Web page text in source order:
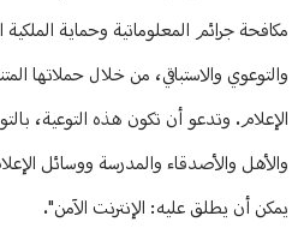
مكافحة جرائم المعلوماتية وحماية الملكية
والتوعوي والاستباقي، من خلال حملاتها
الإعلام. وتدعو أن تكون هذه التوعية،
والأهل والأصدقاء والمدرسة ووسائل
يمكن أن يطلق عليه: الإنترنت الآمن".